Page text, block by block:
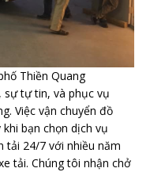
Thiền Quang
sự tự tin, và phục vụ
Việc vận chuyển đồ
bạn chọn dịch vụ
tải 24/7 với nhiều năm
tải. Chúng tôi nhận chở